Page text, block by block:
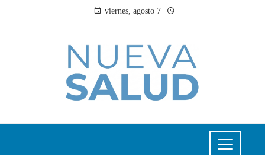
viernes, agosto 7